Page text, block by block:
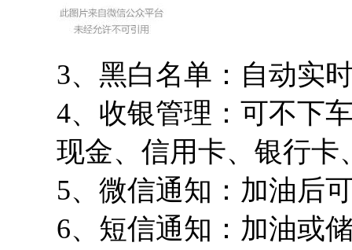
3、黑白名单：自动实
4、收银管理：可不下
现金、信用卡、银行卡
5、微信通知：加油后
6、短信通知：加油或